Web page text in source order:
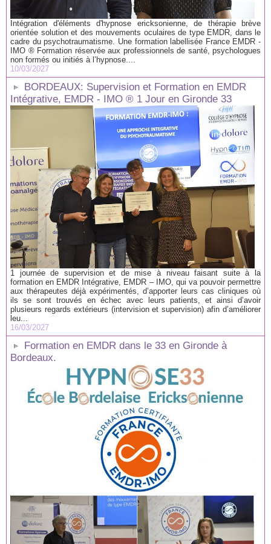
Intégration d'éléments d'hypnose ericksonienne, de thérapie brève
orientée solution et des mouvements oculaires de type EMDR, dans le
cadre du psychotraumatisme. Une formation labellisée France EMDR -
IMO ® Formation réservée aux professionnels de santé, psychologues
non formés ou initiés à l’hypnose....
10/03/2027
BORDEAUX: Supervision et Formation en EMDR
Intégrative, EMDR - IMO ® 1 Jour en Gironde 33
1 journée de supervision et de mise à niveau faisant suite à la
formation en EMDR Intégrative, EMDR – IMO, qui va pouvoir permettre
aux thérapeutes déjà expérimentés, d’apporter leurs cas cliniques où
ils se sont trouvés en échec avec leurs patients, et ainsi d’avoir
plusieurs regards extérieurs (intervision et supervision) afin d’améliorer
leu...
16/03/2027
Formation en EMDR dans le 33 en Gironde à
Bordeaux.